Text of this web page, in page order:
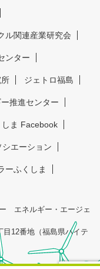
ル関連産業研究会
ンター
ジェトロ福島
推進センター
ま Facebook
シエーション
ーふくしま
エネルギー・エージェ
12番地（福島県ハイテ